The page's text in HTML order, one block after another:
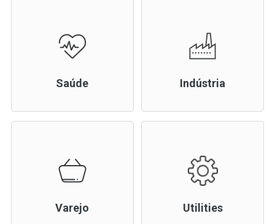
Saúde Indústria
Varejo Utilities